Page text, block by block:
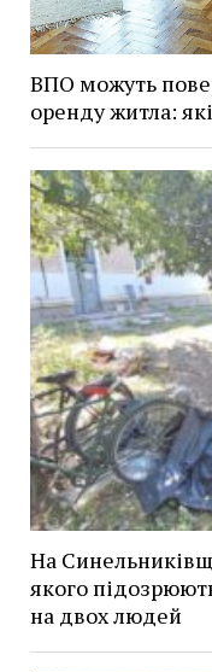
ВПО можуть
оренду житла:
На
якого
на двох людей